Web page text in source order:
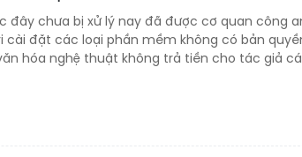
đây chưa bị xử lý nay đã được cơ quan công
cài đặt các loại phần mềm không có bản
hóa nghệ thuật không trả tiền cho tác giả